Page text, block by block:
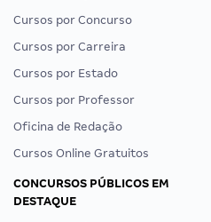
Cursos por Concurso
Cursos por Carreira
Cursos por Estado
Cursos por Professor
Oficina de Redação
Cursos Online Gratuitos
CONCURSOS PÚBLICOS EM
DESTAQUE